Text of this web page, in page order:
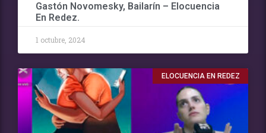
Gastón Novomesky, Bailarín – Elocuencia
En Redez.
1 octubre, 2024
ELOCUENCIA EN REDEZ